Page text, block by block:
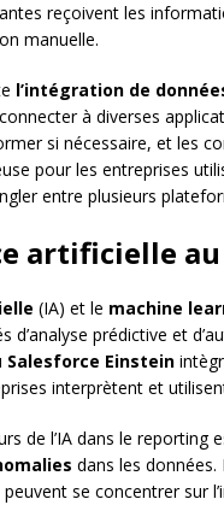
reçoivent les
manuelle.
l’intégration de
à diverses
si nécessaire, et les
pour les entreprises
entre plusieurs
artificielle
(IA) et le machine
d’analyse prédictive et
Salesforce Einstein
interprètent et
de l’IA dans le reporting
dans les
se concentrer sur